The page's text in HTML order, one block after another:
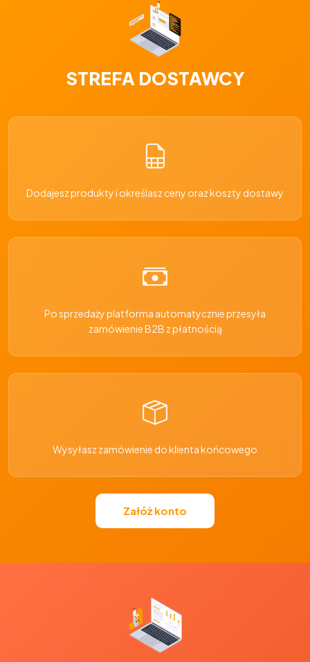
STREFA DOSTAWCY
Dodajesz produkty i określasz ceny oraz koszty dostawy
Po sprzedaży platforma automatycznie przesyła
zamówienie B2B z płatnością
Wysyłasz zamówienie do klienta końcowego
Załóż konto